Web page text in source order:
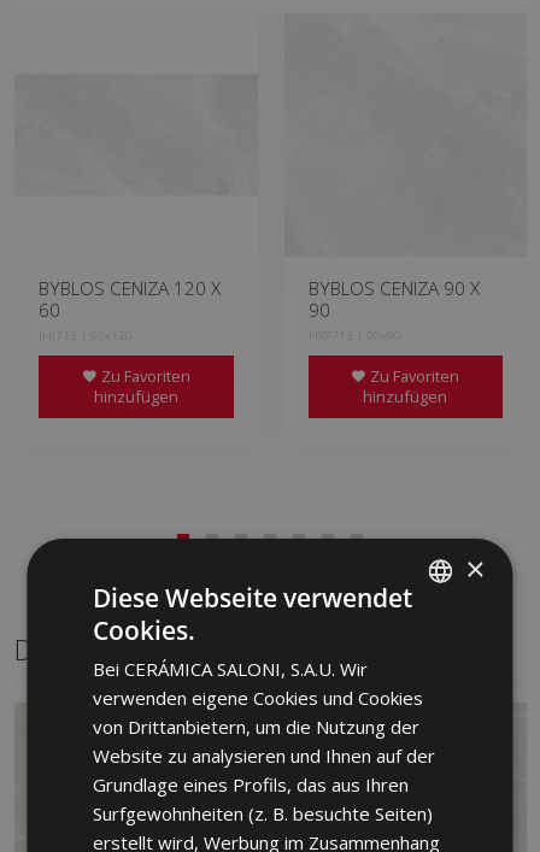
BYBLOS CENIZA 120 X
60
JHJ713 | 60x120
Zu Favoriten
hinzufügen
BYBLOS CENIZA 90 X
90
HXP713 | 90x90
Zu Favoriten
hinzufügen
Dasselbe Format
GERMAN
PORTUGUESE
×
Diese Webseite verwendet
Cookies.
Bei CERÁMICA SALONI, S.A.U. Wir
verwenden eigene Cookies und Cookies
von Drittanbietern, um die Nutzung der
Website zu analysieren und Ihnen auf der
Grundlage eines Profils, das aus Ihren
Surfgewohnheiten (z. B. besuchte Seiten)
erstellt wird, Werbung im Zusammenhang